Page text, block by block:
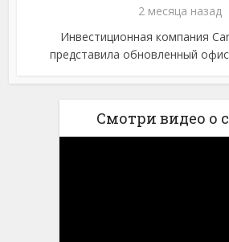
2 месяца назад
Инвестиционная компания
представила обновленный
Смотри видео о